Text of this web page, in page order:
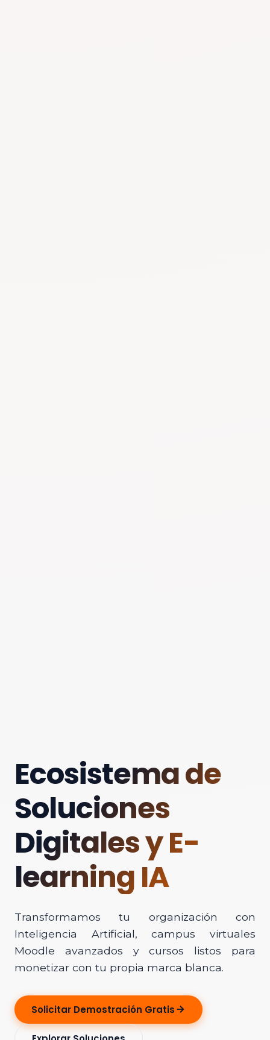
Ecosistema de
Soluciones
Digitales y E-
learning IA
Transformamos tu organización con
Inteligencia Artificial, campus virtuales
Moodle avanzados y cursos listos para
monetizar con tu propia marca blanca.
Solicitar Demostración Gratis